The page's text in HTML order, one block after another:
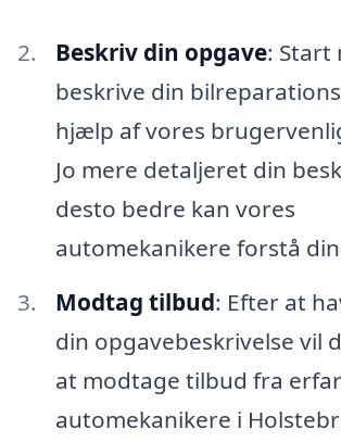
Beskriv din opgave: Start
beskrive din
hjælp af vores
Jo mere detaljeret din
desto bedre kan vores
automekanikere forstå
Modtag tilbud: Efter at
din opgavebeskrivelse vil
at modtage tilbud fra
automekanikere i